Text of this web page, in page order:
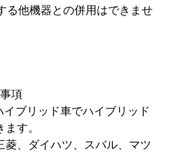
る他機器との併用はできませ
項
イブリッド車でハイブリッド
す。
菱、ダイハツ、スバル、マツ